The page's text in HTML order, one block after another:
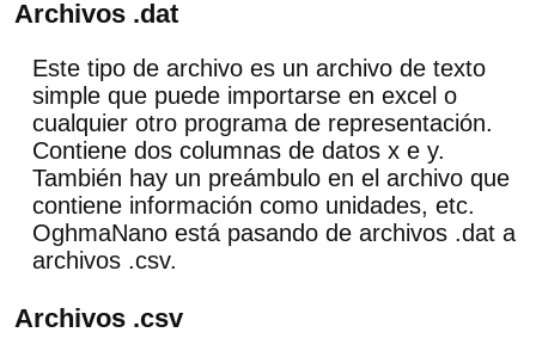
Archivos .dat
Este tipo de archivo es un archivo de texto
simple que puede importarse en excel o
cualquier otro programa de representación.
Contiene dos columnas de datos x e y.
También hay un preámbulo en el archivo que
contiene información como unidades, etc.
OghmaNano está pasando de archivos .dat a
archivos .csv.
Archivos .csv